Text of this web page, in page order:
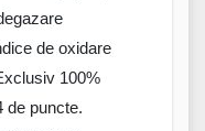
de oxidare
100%
de puncte.